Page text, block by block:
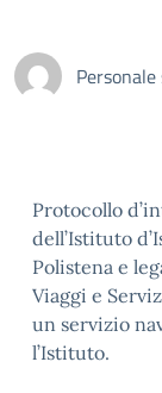
Protocollo
dell’Istituto
Polistena e
Viaggi e
un servizio
l’Istituto.